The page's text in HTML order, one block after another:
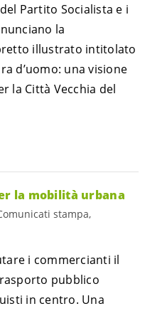
Partito Socialista e i
la
illustrato intitolato
d’uomo: una visione
la Città Vecchia del
la mobilità urbana
stampa,
i commercianti il
pubblico
in centro. Una